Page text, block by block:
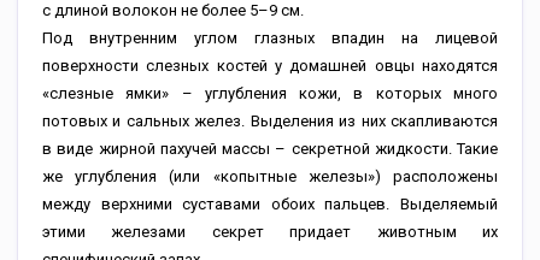
с длиной волокон не более 5–9 см.
Под внутренним углом глазных впадин на лицевой
поверхности слезных костей у домашней овцы находятся
«слезные ямки» – углубления кожи, в которых много
потовых и сальных желез. Выделения из них скапливаются
в виде жирной пахучей массы – секретной жидкости. Такие
же углубления (или «копытные железы») расположены
между верхними суставами обоих пальцев. Выделяемый
этими железами секрет придает животным их